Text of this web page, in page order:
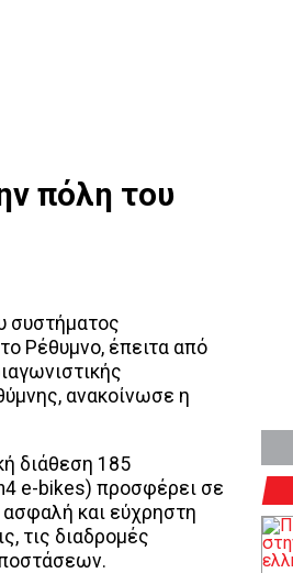
πόλη του
συστήματος
Ρέθυμνο, έπειτα από
ανακοίνωσε η
διάθεση 185
e-bikes) προσφέρει σε
ασφαλή και εύχρηστη
τις διαδρομές